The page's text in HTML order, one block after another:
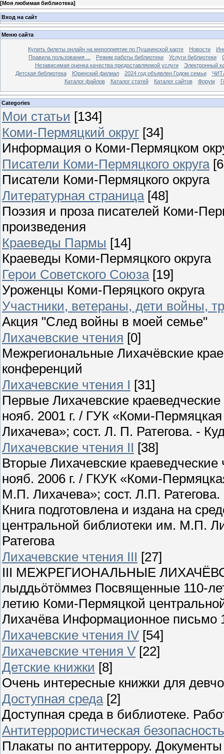
[Моя любимая библиотека]
Вход на сайт
Меню сайта
Купить билеты онлайн на мероприятие по Пушкинской карте Новости
Правила пользования ...
Режим работы библиотеки Услуги библиотеки
Независимая оценка качества предоставляемой услуги
Электронный
Детская библиотека
Юринский филиал 2024 год объявлен Годом семьи
Каталог файлов
Каталог статей Каталог сайтов Форум
Categories
Мои статьи [134]
Коми-Пермяцкий округ [34]
Информация о Коми-Пермяцком
Писатели Коми-Пермяцкого округа
Писатели Коми-Пермяцкого округа
Литературная страница [48]
Поэзия и проза писателей Коми-
произведения
Краеведы Пармы [14]
Краеведы Коми-Пермяцкого округа
Герои Советского Союза [19]
Уроженцы Коми-Перяцкого округа
Участники, ветераны, дети войны,
Акция "След войны в моей семье"
Лихачевские чтения [0]
Межрегиональные Лихачёвские
конференций
Лихачевские чтения I [31]
Первые Лихачевские
нояб. 2001 г. / ГУК «Коми-
Лихачева»; сост. Л. П. Ратегова. -
Лихачевские чтения II [38]
Вторые Лихачевские
нояб. 2006 г. / ГКУК «Коми-
М.П. Лихачева»; сост. Л.П.
Книга подготовлена и издана на
центральной библиотеки им. М.П.
Ратегова
Лихачевские чтения III [27]
III МЕЖРЕГИОНАЛЬНЫЕ
лыддьöтöммез Посвященные 110-
летию Коми-Пермяцкой
Лихачёва Информационное письмо
Лихачевские чтения IV [54]
Лихачевские чтения V [22]
Детские книжки [8]
Очень интересные книжки для
Доступная среда [2]
Доступная среда в библиотеке.
Антитеррористическая безопасность
Плакаты по антитеррору.